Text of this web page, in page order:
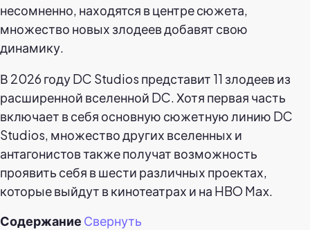
несомненно, находятся в центре сюжета,
множество новых злодеев добавят свою
динамику.
В 2026 году DC Studios представит 11 злодеев из
расширенной вселенной DC. Хотя первая часть
включает в себя основную сюжетную линию DC
Studios, множество других вселенных и
антагонистов также получат возможность
проявить себя в шести различных проектах,
которые выйдут в кинотеатрах и на HBO Max.
Содержание Свернуть